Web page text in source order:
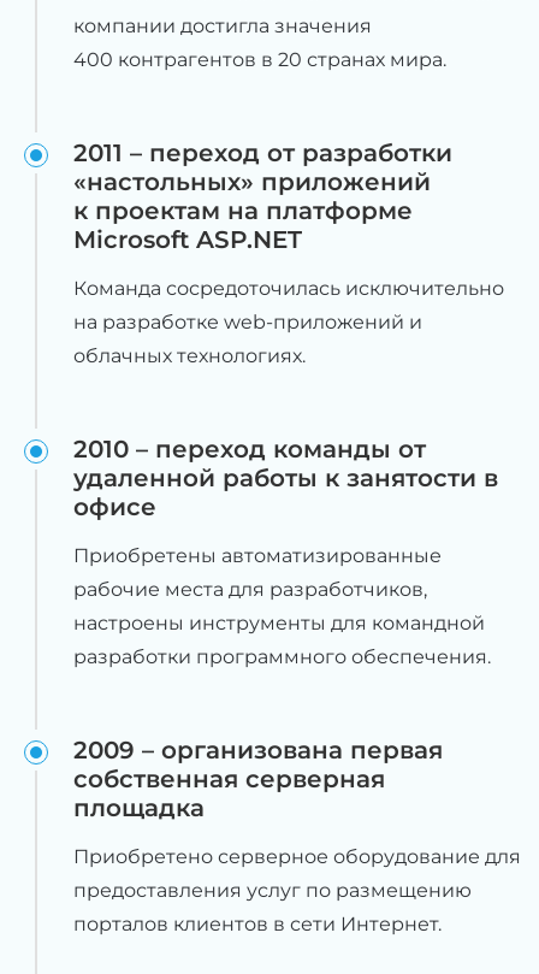
компании достигла значения
400 контрагентов в 20 странах мира.
2011 – переход от разработки
«настольных» приложений
к проектам на платформе
Microsoft ASP.NET
Команда сосредоточилась исключительно
на разработке web-приложений и
облачных технологиях.
2010 – переход команды от
удаленной работы к занятости в
офисе
Приобретены автоматизированные
рабочие места для разработчиков,
настроены инструменты для командной
разработки программного обеспечения.
2009 – организована первая
собственная серверная
площадка
Приобретено серверное оборудование для
предоставления услуг по размещению
порталов клиентов в сети Интернет.